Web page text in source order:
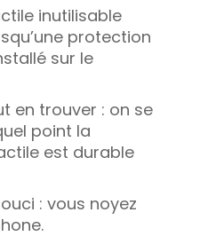
inutilisable
protection
sur le
en trouver : on se
point la
est durable
: vous noyez